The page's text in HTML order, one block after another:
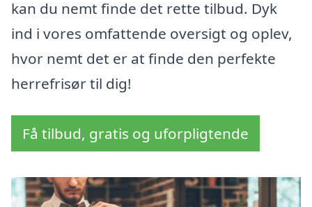
kan du nemt finde det rette tilbud. Dyk
ind i vores omfattende oversigt og oplev,
hvor nemt det er at finde den perfekte
herrefrisør til dig!
Få tilbud, gratis og uforpligtende